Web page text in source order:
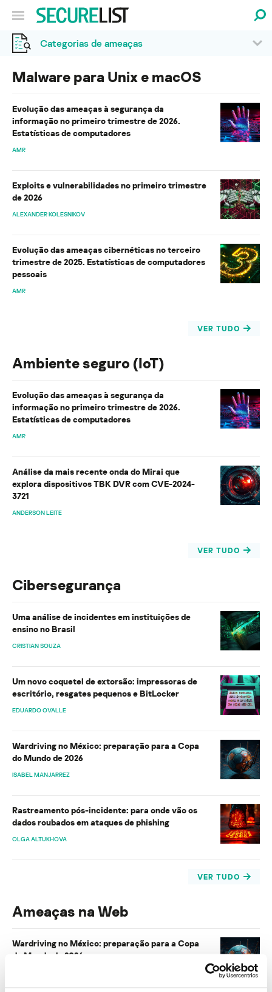
Categorias de ameaças
Malware para Unix e macOS
Evolução das ameaças à segurança da
informação no primeiro trimestre de 2026.
Estatísticas de computadores
AMR
Exploits e vulnerabilidades no primeiro trimestre
de 2026
ALEXANDER KOLESNIKOV
Evolução das ameaças cibernéticas no terceiro
trimestre de 2025. Estatísticas de computadores
pessoais
AMR
VER TUDO
Ambiente seguro (IoT)
Evolução das ameaças à segurança da
informação no primeiro trimestre de 2026.
Estatísticas de computadores
AMR
Análise da mais recente onda do Mirai que
explora dispositivos TBK DVR com CVE-2024-
3721
ANDERSON LEITE
VER TUDO
Cibersegurança
Uma análise de incidentes em instituições de
ensino no Brasil
CRISTIAN SOUZA
Um novo coquetel de extorsão: impressoras de
escritório, resgates pequenos e BitLocker
EDUARDO OVALLE
Wardriving no México: preparação para a Copa
do Mundo de 2026
ISABEL MANJARREZ
Rastreamento pós-incidente: para onde vão os
dados roubados em ataques de phishing
OLGA ALTUKHOVA
VER TUDO
Ameaças na Web
Wardriving no México: preparação para a Copa
do Mundo de 2026